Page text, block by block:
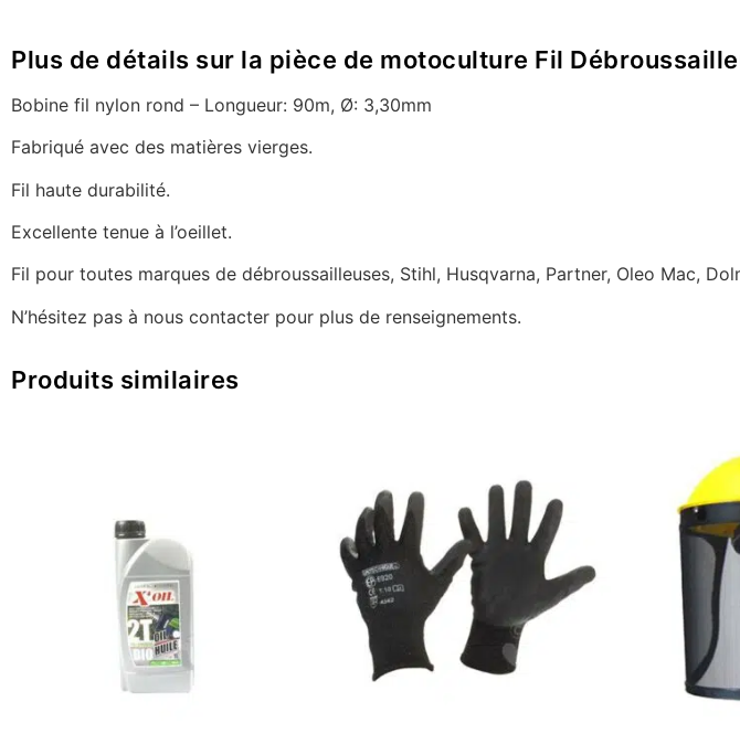
Plus de détails sur la pièce de motoculture Fil
Bobine fil nylon rond – Longueur: 90m, Ø: 3,30mm
Fabriqué avec des matières vierges.
Fil haute durabilité.
Excellente tenue à l’oeillet.
Fil pour toutes marques de débroussailleuses, Stihl, Husqvarna, Partner, Oleo Mac,
N’hésitez pas à nous contacter pour plus de renseignements.
Produits similaires